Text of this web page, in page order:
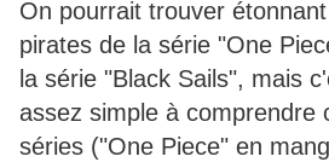
On pourrait trouver
pirates de la série "One
la série "Black Sails", mais
assez simple à comprendre
séries ("One Piece" en